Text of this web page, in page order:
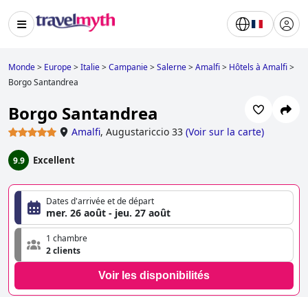
Monde> Europe>Italie>Campanie>Salerne>Amalfi> Hôtels à Amalfi>
Borgo Santandrea
Borgo Santandrea
Amalfi, Augustariccio 33 (Voir sur la carte)
9.9 Excellent
Dates d'arrivée et de départ
mer. 26 août - jeu. 27 août
1 chambre
2 clients
Voir les disponibilités